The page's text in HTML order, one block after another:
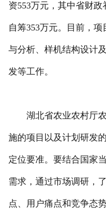
资553万元，其中省财
自筹353万元。目前，
与分析、样机结构设计
发等工作。
湖北省农业农村厅农
施的项目以及计划研发
定位要准。要结合国家
需求，通过市场调研，
点、用户痛点和竞争态